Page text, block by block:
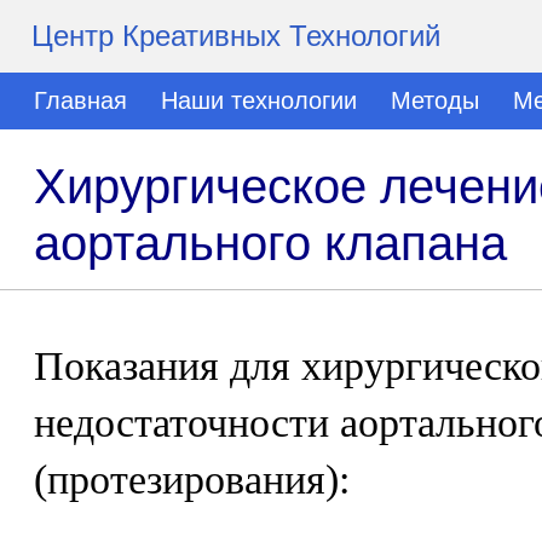
Центр Креативных Технологий
Главная Наши технологии Методы
Хирургическое
аортального клапана
Показания для
недостаточности
(протезирования):